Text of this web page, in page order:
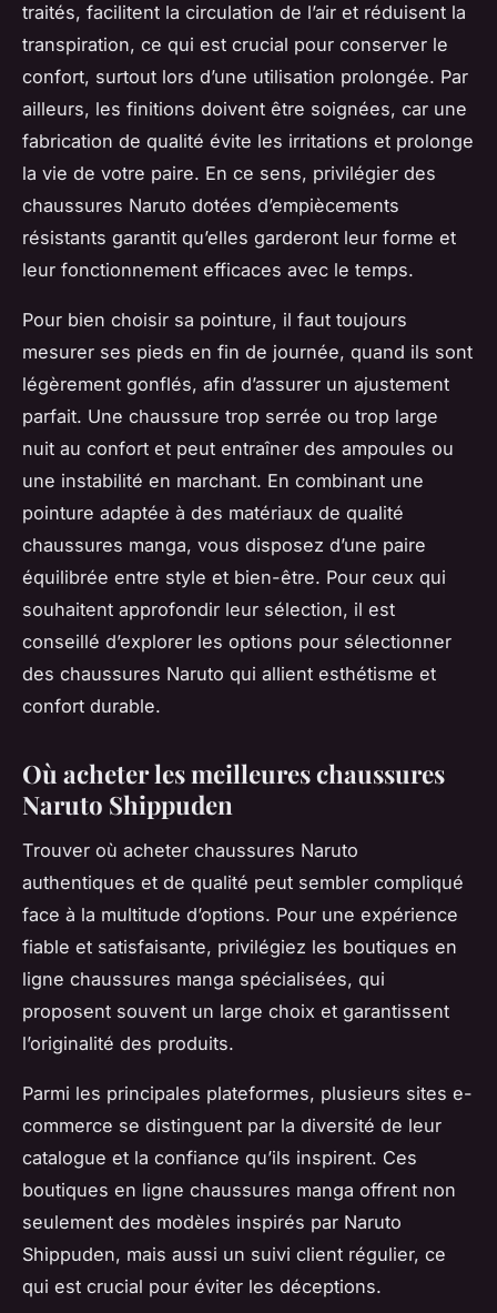
traités, facilitent la circulation de l’air et réduisent la
transpiration, ce qui est crucial pour conserver le
confort, surtout lors d’une utilisation prolongée. Par
ailleurs, les finitions doivent être soignées, car une
fabrication de qualité évite les irritations et prolonge
la vie de votre paire. En ce sens, privilégier des
chaussures Naruto dotées d’empiècements
résistants garantit qu’elles garderont leur forme et
leur fonctionnement efficaces avec le temps.
Pour bien choisir sa pointure, il faut toujours
mesurer ses pieds en fin de journée, quand ils sont
légèrement gonflés, afin d’assurer un ajustement
parfait. Une chaussure trop serrée ou trop large
nuit au confort et peut entraîner des ampoules ou
une instabilité en marchant. En combinant une
pointure adaptée à des matériaux de qualité
chaussures manga, vous disposez d’une paire
équilibrée entre style et bien-être. Pour ceux qui
souhaitent approfondir leur sélection, il est
conseillé d’explorer les options pour sélectionner
des chaussures Naruto qui allient esthétisme et
confort durable.
Où acheter les meilleures chaussures
Naruto Shippuden
Trouver où acheter chaussures Naruto
authentiques et de qualité peut sembler compliqué
face à la multitude d’options. Pour une expérience
fiable et satisfaisante, privilégiez les boutiques en
ligne chaussures manga spécialisées, qui
proposent souvent un large choix et garantissent
l’originalité des produits.
Parmi les principales plateformes, plusieurs sites e-
commerce se distinguent par la diversité de leur
catalogue et la confiance qu’ils inspirent. Ces
boutiques en ligne chaussures manga offrent non
seulement des modèles inspirés par Naruto
Shippuden, mais aussi un suivi client régulier, ce
qui est crucial pour éviter les déceptions.